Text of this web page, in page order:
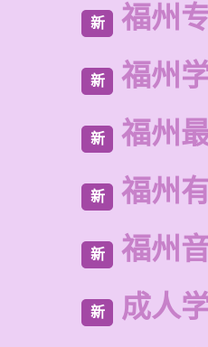
新 福州
新 福州
新 福州
新 福州
新 福州
新 成人